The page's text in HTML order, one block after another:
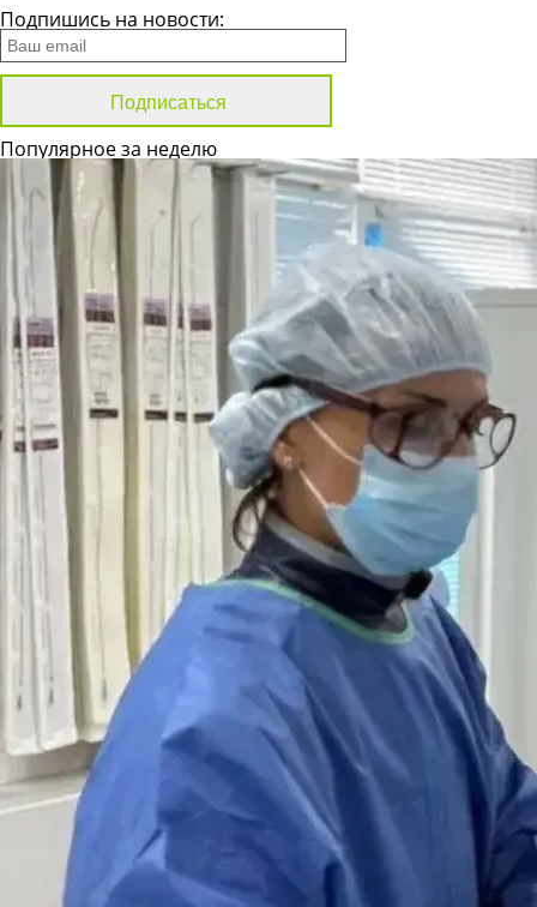
Подпишись на новости:
Популярное за неделю